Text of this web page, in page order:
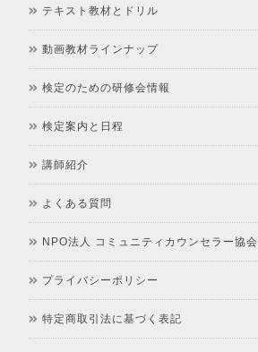
テキスト教材とドリル
動画教材ラインナップ
検定のための研修会情報
検定案内と日程
講師紹介
よくある質問
NPO法人 コミュニティカウンセラー協会
プライバシーポリシー
特定商取引法に基づく表記